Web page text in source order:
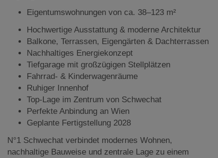
Eigentumswohnungen von ca. 38–123 m²
Hochwertige Ausstattung & moderne Architektur
Balkone, Terrassen, Eigengärten & Dachterrassen
Nachhaltiges Energiekonzept
Tiefgarage mit großzügigen Stellplätzen
Fahrrad- & Kinderwagenräume
Ruhiger Innenhof
Top-Lage im Zentrum von Schwechat
Perfekte Anbindung an Wien
Geplante Fertigstellung 2028
N°1 Schwechat verbindet modernes Wohnen,
nachhaltige Bauweise und zentrale Lage zu einem